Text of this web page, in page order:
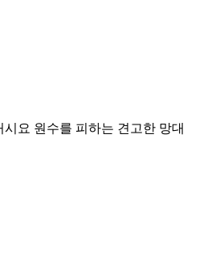
시요 원수를 피하는 견고한 망대